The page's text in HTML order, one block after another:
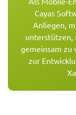
Cayas
Anliegen,
unterstützen,
gemeinsam zu
zur